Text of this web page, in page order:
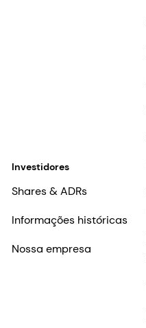
Investidores
Shares & ADRs
Informações históricas
Nossa empresa